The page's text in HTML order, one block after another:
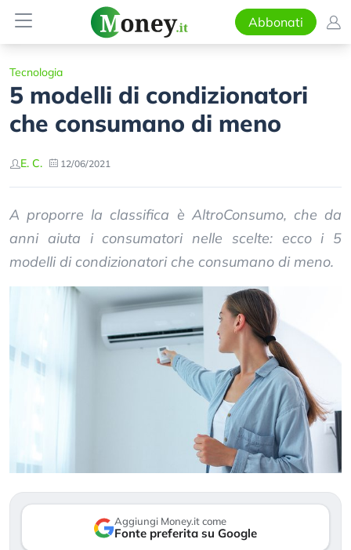
Abbonati
Tecnologia
5 modelli di condizionatori
che consumano di meno
E. C. 12/06/2021
A proporre la classifica è AltroConsumo, che da
anni aiuta i consumatori nelle scelte: ecco i 5
modelli di condizionatori che consumano di meno.
Aggiungi Money.it come
Fonte preferita su Google